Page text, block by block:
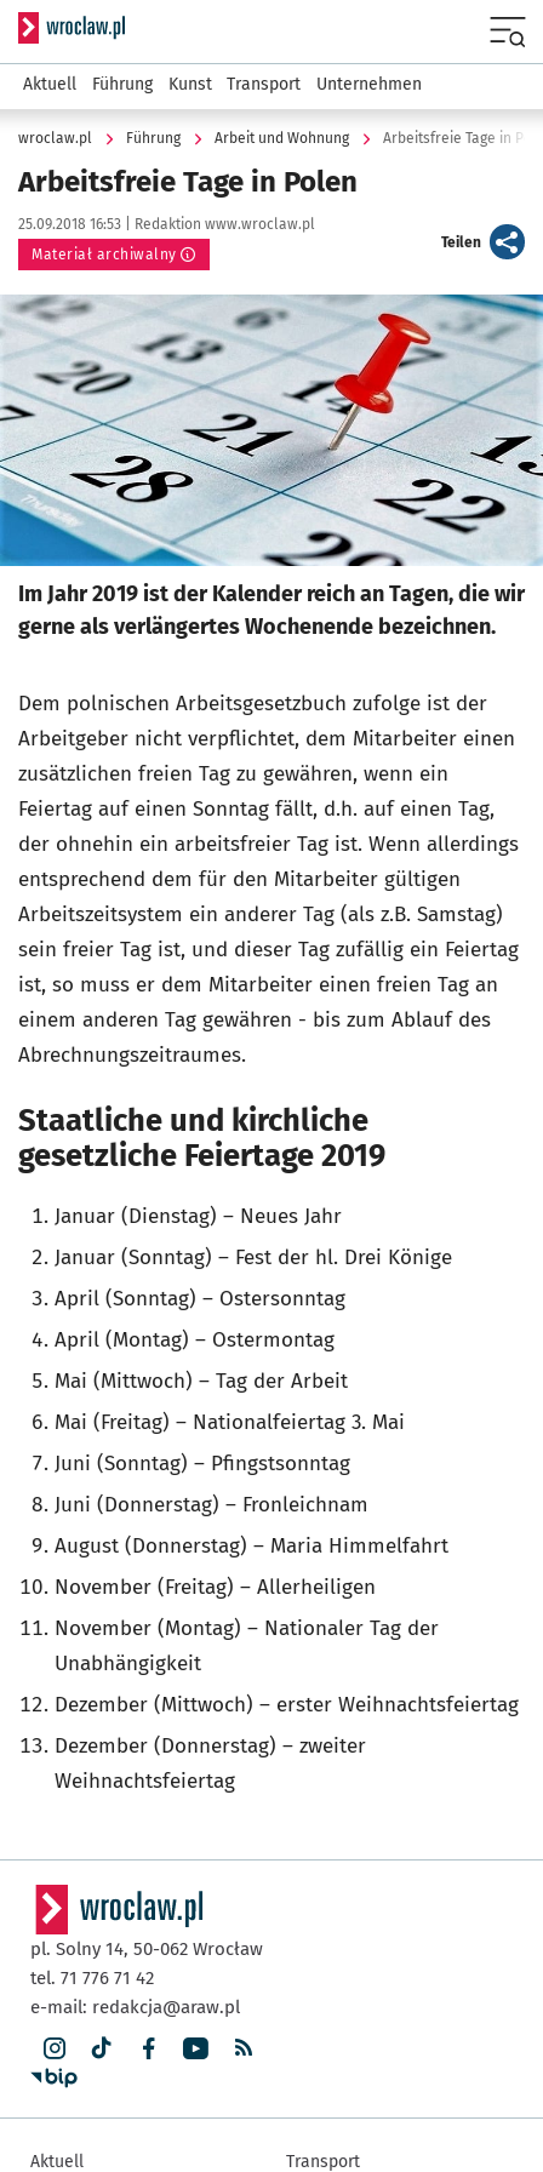
Serwis informacyjny wroclaw.pl
Aktuell Führung Kunst Transport Unternehmen
wroclaw.pl Führung Arbeit und Wohnung Arbeitsfreie Tage in
Arbeitsfreie Tage in Polen
Data publikacji:
25.09.2018 16:53 | Autor:
Redaktion www.wroclaw.pl
Materiał archiwalny
Teilenartykuł
Kliknij, aby powiększyć
Im Jahr 2019 ist der Kalender reich an Tagen, die wir
gerne als verlängertes Wochenende bezeichnen.
Dem polnischen Arbeitsgesetzbuch zufolge ist der
Arbeitgeber nicht verpflichtet, dem Mitarbeiter einen
zusätzlichen freien Tag zu gewähren, wenn ein
Feiertag auf einen Sonntag fällt, d.h. auf einen Tag,
der ohnehin ein arbeitsfreier Tag ist. Wenn allerdings
entsprechend dem für den Mitarbeiter gültigen
Arbeitszeitsystem ein anderer Tag (als z.B. Samstag)
sein freier Tag ist, und dieser Tag zufällig ein Feiertag
ist, so muss er dem Mitarbeiter einen freien Tag an
einem anderen Tag gewähren - bis zum Ablauf des
Abrechnungszeitraumes.
Staatliche und kirchliche
gesetzliche Feiertage 2019
Januar (Dienstag) – Neues Jahr
Januar (Sonntag) – Fest der hl. Drei Könige
April (Sonntag) – Ostersonntag
April (Montag) – Ostermontag
Mai (Mittwoch) – Tag der Arbeit
Mai (Freitag) – Nationalfeiertag 3. Mai
Juni (Sonntag) – Pfingstsonntag
Juni (Donnerstag) – Fronleichnam
August (Donnerstag) – Maria Himmelfahrt
November (Freitag) – Allerheiligen
November (Montag) – Nationaler Tag der
Unabhängigkeit
Dezember (Mittwoch) – erster Weihnachtsfeiertag
Dezember (Donnerstag) – zweiter
Weihnachtsfeiertag
pl. Solny 14, 50-062 Wrocław
tel. 71 776 71 42
e-mail: redakcja@araw.pl
Aktuell Transport